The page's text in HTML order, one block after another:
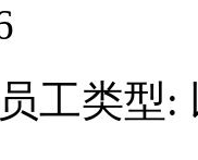
员工类型: